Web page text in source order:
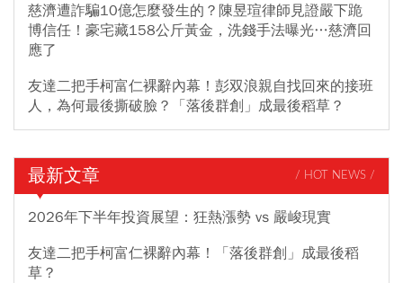
慈濟遭詐騙10億怎麼發生的？陳昱瑄律師見證嚴下跪
博信任！豪宅藏158公斤黃金，洗錢手法曝光…慈濟回
應了
友達二把手柯富仁裸辭內幕！彭双浪親自找回來的接班
人，為何最後撕破臉？「落後群創」成最後稻草？
最新文章 / HOT NEWS /
2026年下半年投資展望：狂熱漲勢 vs 嚴峻現實
友達二把手柯富仁裸辭內幕！「落後群創」成最後稻
草？